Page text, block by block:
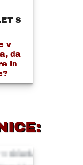
S
v
da
in